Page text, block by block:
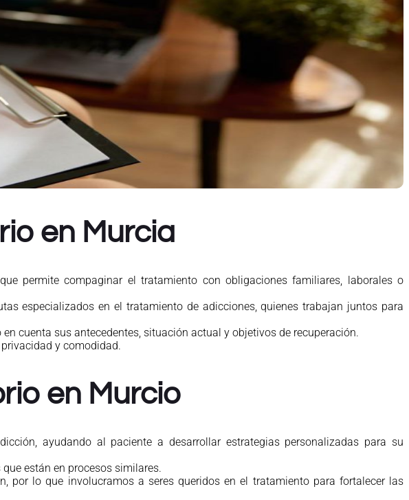
en Murcia
permite compaginar el tratamiento con obligaciones familiares, laborales o
especializados en el tratamiento de adicciones, quienes trabajan juntos para
cuenta sus antecedentes, situación actual y objetivos de recuperación.
y comodidad.
en Murcio
ayudando al paciente a desarrollar estrategias personalizadas para su
están en procesos similares.
por lo que involucramos a seres queridos en el tratamiento para fortalecer las